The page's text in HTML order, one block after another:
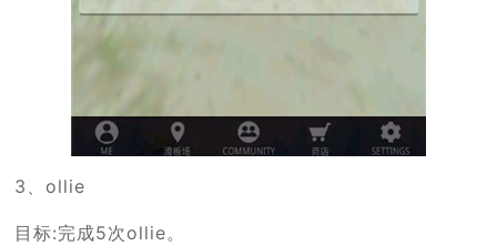
3、ollie
目标:完成5次ollie。